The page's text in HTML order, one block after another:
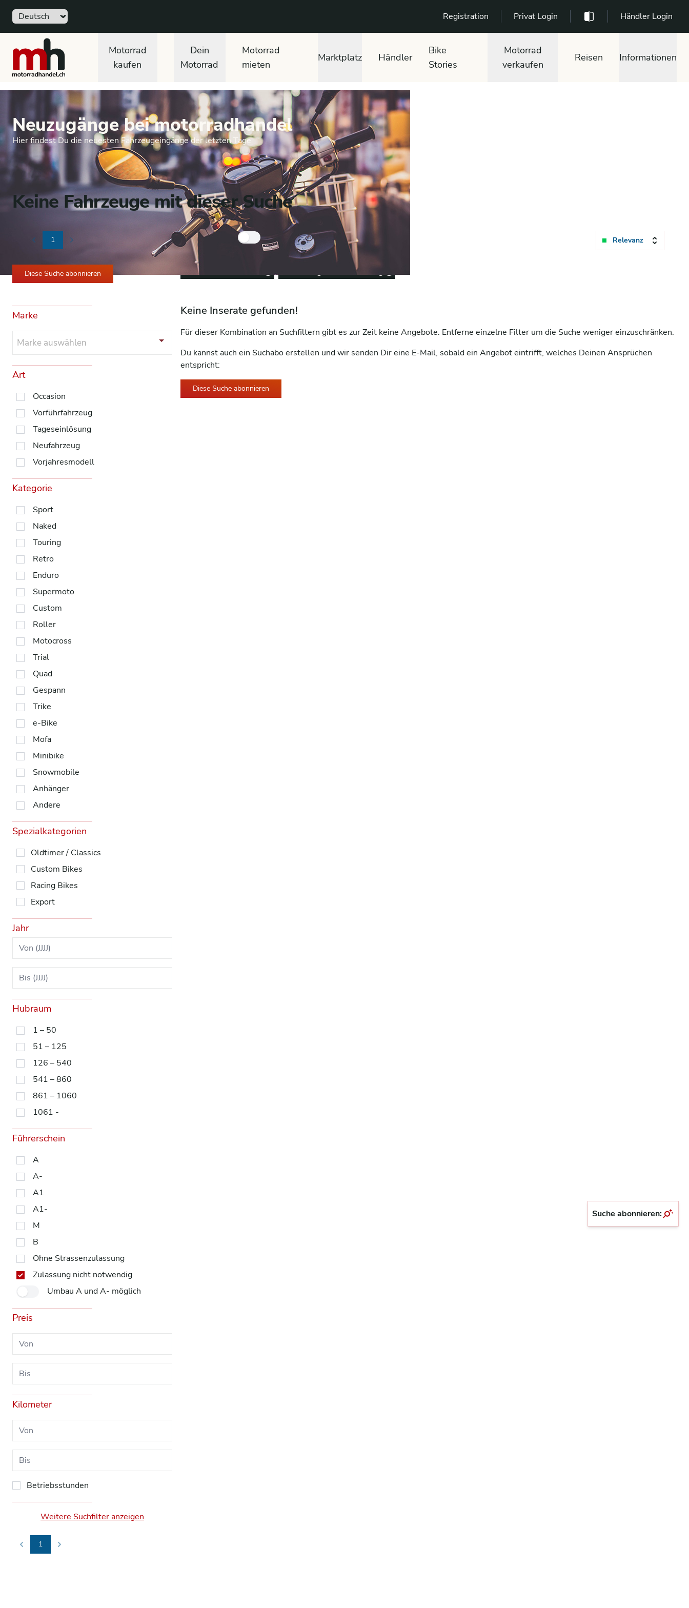
Sprache Registration Privat Login Händler Login
motorradhandel.ch
Motorrad
kaufen
Dein
Motorrad
Motorrad
mieten
Marktplatz Händler
Bike
Stories
Motorrad
verkaufen
Reisen Informationen
Neuzugänge bei motorradhandel
Hier findest Du die neuesten Fahrzeugeingänge der letzten Tage
Keine Fahrzeuge mit dieser Suche
Previous
1 Next
Nur Händlerfahrzeuge Relevanz
Diese Suche abonnieren Alle Filter entfernen Remove option
Zulassung nicht notwendig Remove option
Marke
Marke auswählen
Art
Occasion
Vorführfahrzeug
Tageseinlösung
Neufahrzeug
Vorjahresmodell
Kategorie
Sport
Naked
Touring
Retro
Enduro
Supermoto
Custom
Roller
Motocross
Trial
Quad
Gespann
Trike
e-Bike
Mofa
Minibike
Snowmobile
Anhänger
Andere
Spezialkategorien
Oldtimer / Classics
Custom Bikes
Racing Bikes
Export
Jahr
Hubraum
1 – 50
51 – 125
126 – 540
541 – 860
861 – 1060
1061 -
Führerschein
A
A-
A1
A1-
M
B
Ohne Strassenzulassung
Zulassung nicht notwendig
Umbau A und A- möglich
Preis
Kilometer
Betriebsstunden
Weitere Suchfilter anzeigen
Keine Inserate gefunden!
Für dieser Kombination an Suchfiltern gibt es zur Zeit keine Angebote. Entferne einzelne Filter um die Suche weniger einzuschränken.
Du kannst auch ein Suchabo erstellen und wir senden Dir eine E-Mail, sobald ein Angebot eintrifft, welches Deinen Ansprüchen
entspricht:
Diese Suche abonnieren
Previous
1 Next
Suche abonnieren: